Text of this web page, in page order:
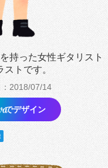
持った女性ギタリスト
ストです。
2018/07/14
でデザイン